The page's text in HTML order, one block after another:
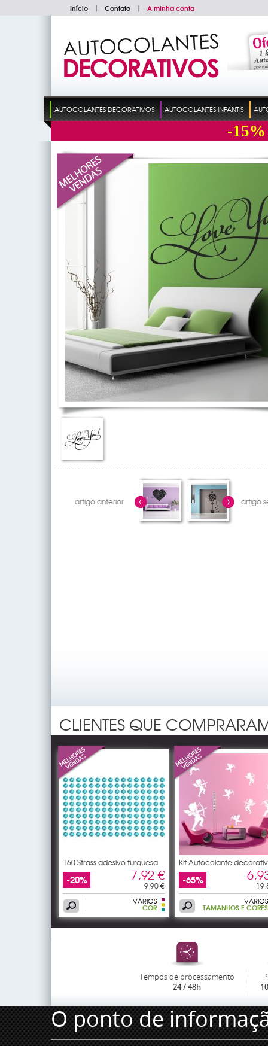
Início | Contato | A minha conta
AUTOCOLANTES DECORATIVOS AUTOCOLANTES INFANTIS
-15%
artigo anterior artigo
CLIENTES QUE
160 Strass adesivo turquesa
-20% 7,92 €
9,90 €
VÁRIOS
COR
Kit Autocolante
10
-65%
VÁRIOS
TAMANHOS E CORES
Tempos de processamento
24 / 48h
O ponto de